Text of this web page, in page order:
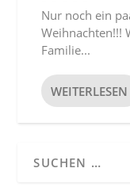
Nur noch ein
Weihnachten!!!
Familie...
WEITERLESEN